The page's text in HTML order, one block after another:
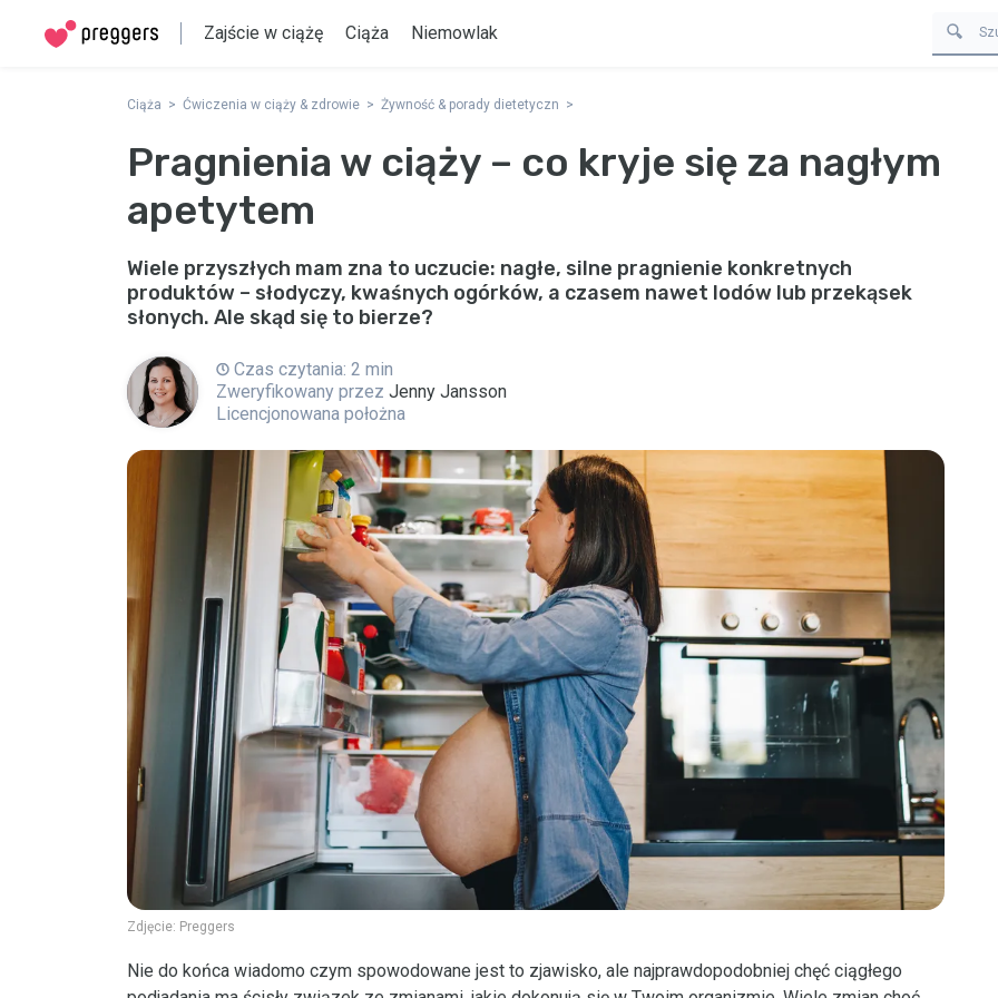
Zajście w ciążę Ciąża Niemowlak
Ciąża Ćwiczenia w ciąży & zdrowie Żywność & porady dietetyczn
Pragnienia w ciąży – co kryje się za nagłym
apetytem
Wiele przyszłych mam zna to uczucie: nagłe, silne pragnienie konkretnych
produktów – słodyczy, kwaśnych ogórków, a czasem nawet lodów lub przekąsek
słonych. Ale skąd się to bierze?
Czas czytania: 2 min
Zweryfikowany przez Jenny Jansson
Licencjonowana położna
Zdjęcie: Preggers
Nie do końca wiadomo czym spowodowane jest to zjawisko, ale najprawdopodobniej chęć ciągłego